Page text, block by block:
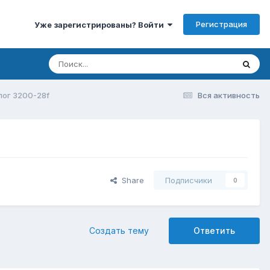
Уже зарегистрированы? Войти Регистрация
Вся активность
3200-28f
Share Подписчики 0
Ответить
Создать тему